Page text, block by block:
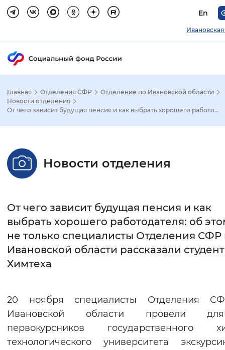
En
Настройка режима отображения
Стандартный Увеличенный
Интервал между буквами
Нормальный
Монохромный
Синий фон
Главная Отделения СФР
Отделение по Ивановской области
Новости отделения
От чего зависит будущая пенсия и как выбрать хорошего работо...
Новости отделения
От чего зависит будущая пенсия и как
выбрать хорошего работодателя: об
не только специалисты Отделения СФР
Ивановской области рассказали
Химтеха
20 ноября специалисты Отделения
Ивановской области провели
первокурсников государственного
технологического университета